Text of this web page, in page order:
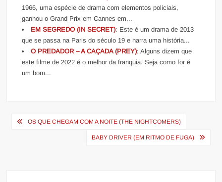
1966, uma espécie de drama com elementos policiais,
ganhou o Grand Prix em Cannes em...
EM SEGREDO (IN SECRET): Este é um drama de 2013
que se passa na Paris do século 19 e narra uma história...
O PREDADOR – A CAÇADA (PREY): Alguns dizem que
este filme de 2022 é o melhor da franquia. Seja como for é
um bom...
Navegação
OS QUE CHEGAM COM A NOITE (THE NIGHTCOMERS)
BABY DRIVER (EM RITMO DE FUGA)